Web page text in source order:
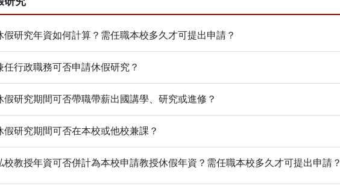
假研究年資如何計算？需任職本校多久才可提出申請？
任行政職務可否申請休假研究？
假研究期間可否帶職帶薪出國講學、研究或進修？
假研究期間可否在本校或他校兼課？
校教授年資可否併計為本校申請教授休假年資？需任職本校多久才可提出申請？